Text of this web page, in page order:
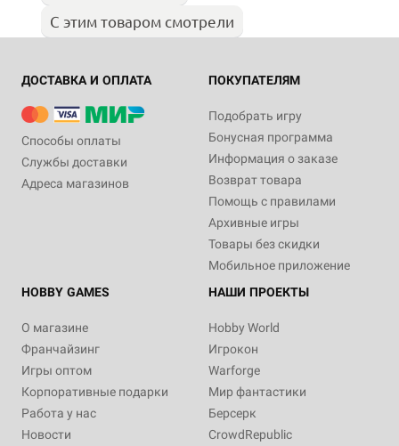
С этим товаром смотрели
ДОСТАВКА И ОПЛАТА
Способы оплаты
Службы доставки
Адреса магазинов
ПОКУПАТЕЛЯМ
Подобрать игру
Бонусная программа
Информация о заказе
Возврат товара
Помощь с правилами
Архивные игры
Товары без скидки
Мобильное приложение
HOBBY GAMES
О магазине
Франчайзинг
Игры оптом
Корпоративные подарки
Работа у нас
Новости
НАШИ ПРОЕКТЫ
Hobby World
Игрокон
Warforge
Мир фантастики
Берсерк
CrowdRepublic